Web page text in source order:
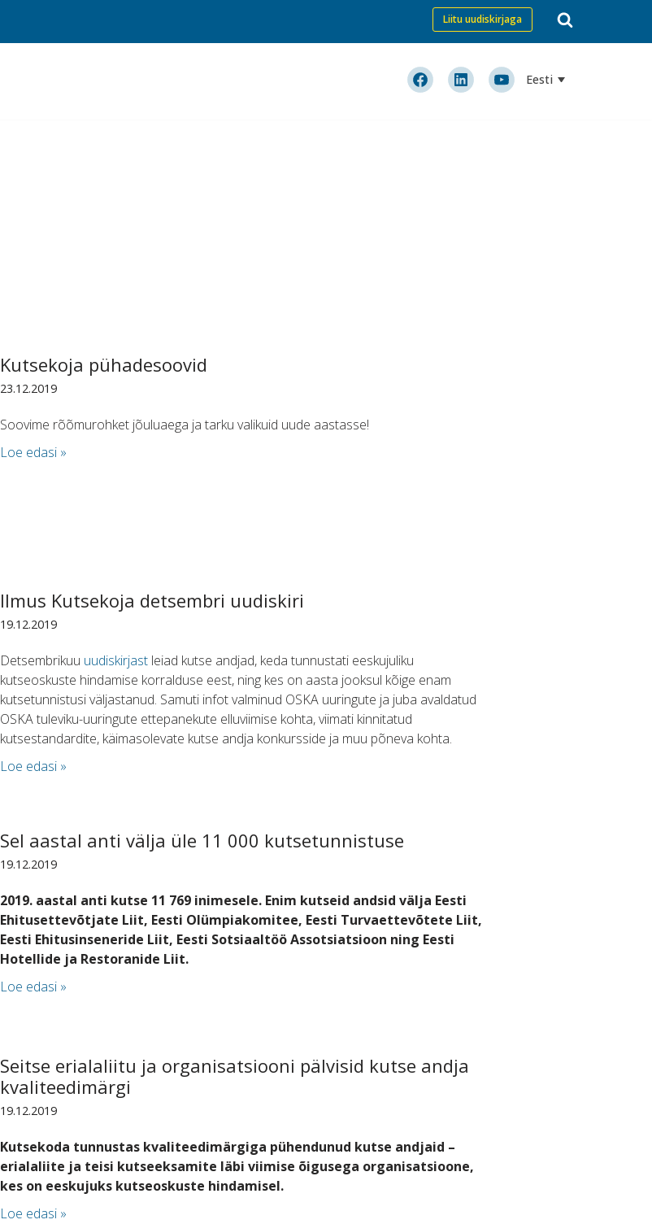
Liitu uudiskirjaga
Eesti
Kutsekoja pühadesoovid
23.12.2019
Soovime rõõmurohket jõuluaega ja tarku valikuid uude aastasse!
Loe edasi »
Ilmus Kutsekoja detsembri uudiskiri
19.12.2019
Detsembrikuu uudiskirjast leiad kutse andjad, keda tunnustati eeskujuliku
kutseoskuste hindamise korralduse eest, ning kes on aasta jooksul kõige enam
kutsetunnistusi väljastanud. Samuti infot valminud OSKA uuringute ja juba avaldatud
OSKA tuleviku-uuringute ettepanekute elluviimise kohta, viimati kinnitatud
kutsestandardite, käimasolevate kutse andja konkursside ja muu põneva kohta.
Loe edasi »
Sel aastal anti välja üle 11 000 kutsetunnistuse
19.12.2019
2019. aastal anti kutse 11 769 inimesele. Enim kutseid andsid välja Eesti
Ehitusettevõtjate Liit, Eesti Olümpiakomitee, Eesti Turvaettevõtete Liit,
Eesti Ehitusinseneride Liit, Eesti Sotsiaaltöö Assotsiatsioon ning Eesti
Hotellide ja Restoranide Liit.
Loe edasi »
Seitse erialaliitu ja organisatsiooni pälvisid kutse andja
kvaliteedimärgi
19.12.2019
Kutsekoda tunnustas kvaliteedimärgiga pühendunud kutse andjaid –
erialaliite ja teisi kutseeksamite läbi viimise õigusega organisatsioone,
kes on eeskujuks kutseoskuste hindamisel.
Loe edasi »